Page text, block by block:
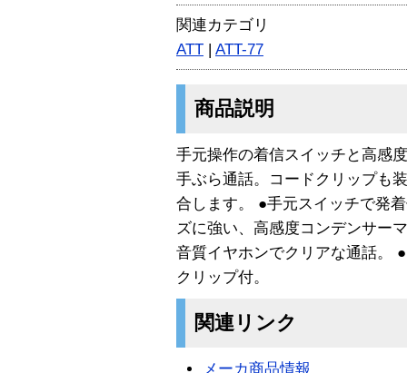
関連カテゴリ
ATT | ATT-77
商品説明
手元操作の着信スイッチと高感
手ぶら通話。コードクリップも
合します。 ●手元スイッチで発
ズに強い、高感度コンデンサー
音質イヤホンでクリアな通話。
クリップ付。
関連リンク
メーカ商品情報